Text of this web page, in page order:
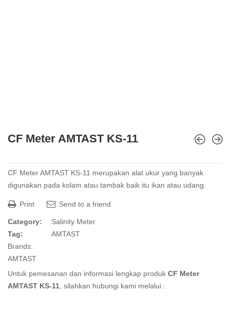
CF Meter AMTAST KS-11
CF Meter AMTAST KS-11 merupakan alat ukur yang banyak
digunakan pada kolam atau tambak baik itu ikan atau udang.
Print Send to a friend
Category:
Salinity Meter
Tag:
AMTAST
Brands:
AMTAST
Untuk pemesanan dan informasi lengkap produk CF Meter
AMTAST KS-11 , silahkan hubungi kami melalui :